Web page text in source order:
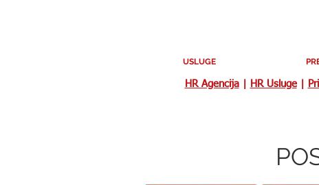
USLUGE
HR Agencija| HR Usluge|